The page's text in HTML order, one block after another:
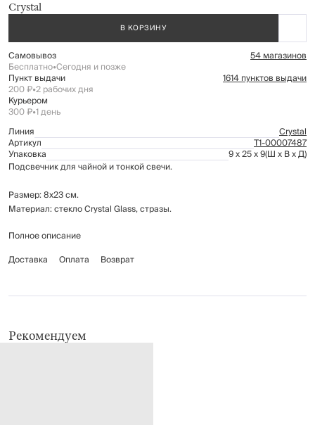
Crystal
В КОРЗИНУ
Самовывоз 54 магазинов
Бесплатно•Сегодня и позже
Пункт выдачи 1614 пунктов выдачи
200 ₽•2 рабочих дня
Курьером
300 ₽•1 день
Линия
Crystal
Артикул Т1-00007487
Упаковка 9 x 25 x 9(Ш x В x Д)
Подсвечник для чайной и тонкой свечи.
Размер: 8x23 см.
Материал: стекло Crystal Glass, стразы.
Протирать мягкой влажной тканью.
Полное описание
Доставка
Оплата Возврат
Рекомендуем